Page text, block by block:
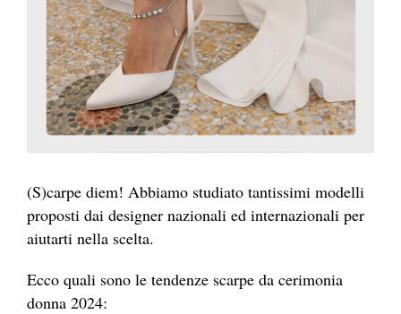
(S)carpe diem! Abbiamo studiato tantissimi modelli
proposti dai designer nazionali ed internazionali per
aiutarti nella scelta.
Ecco quali sono le tendenze scarpe da cerimonia
donna 2024: